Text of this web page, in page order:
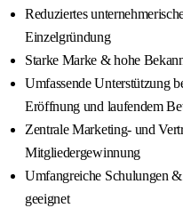
Reduziertes
Einzelgründung
Starke Marke & hohe
Umfassende Unterstützung
Eröffnung und laufendem
Zentrale Marketing- und
Mitgliedergewinnung
Umfangreiche Schulungen
geeignet